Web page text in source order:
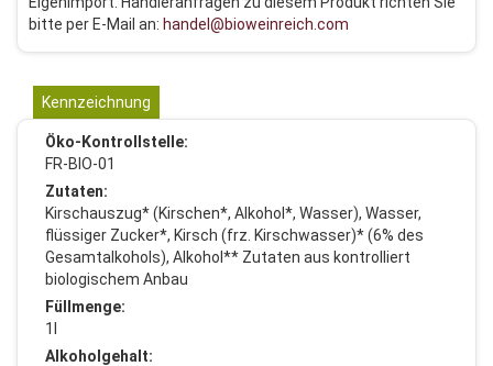
bitte per E-Mail an: handel@bioweinreich.com
Kennzeichnung
Öko-Kontrollstelle:
FR-BIO-01
Zutaten:
Kirschauszug* (Kirschen*, Alkohol*, Wasser), Wasser,
flüssiger Zucker*, Kirsch (frz. Kirschwasser)* (6% des
Gesamtalkohols), Alkohol** Zutaten aus kontrolliert
biologischem Anbau
Füllmenge:
1l
Alkoholgehalt: